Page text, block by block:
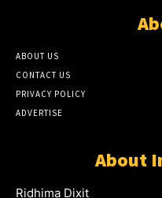
ABOUT US
CONTACT US
PRIVACY POLICY
ADVERTISE
About
Ridhima Dixit